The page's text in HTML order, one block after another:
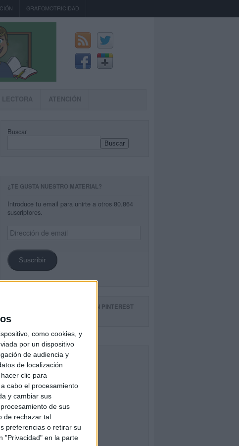
como cookies, y
por un dispositivo
de audiencia y
de localización
clic para
cabo el procesamiento
y cambiar sus
de sus
de rechazar tal
preferencias o retirar su
"Privacidad" en la parte
GRAFOMOTRICIDAD
ATENCIÓN
Buscar
Buscar
¿TE GUSTA NUESTRO MATERIAL?
Introduce tu email para unirte a otros 80.864
suscriptores.
Dirección
de
Suscribir
SIGUE NUESTROS TABLEROS EN PINTEREST
FACEBOOK